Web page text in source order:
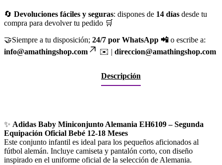
🔄 Devoluciones fáciles y seguras: dispones de 14 días desde tu
compra para devolver tu pedido 🛒
🤝Siempre a tu disposición; 24/7 por WhatsApp 📲 o escribe a:
info@amathingshop.com
✉️ | direccion@amathingshop.com
Descripción
✨ Adidas Baby Miniconjunto Alemania EH6109 – Segunda
Equipación Oficial Bebé 12-18 Meses
Este conjunto infantil es ideal para los pequeños aficionados al
fútbol alemán. Incluye camiseta y pantalón corto, con diseño
inspirado en el uniforme oficial de la selección de Alemania.